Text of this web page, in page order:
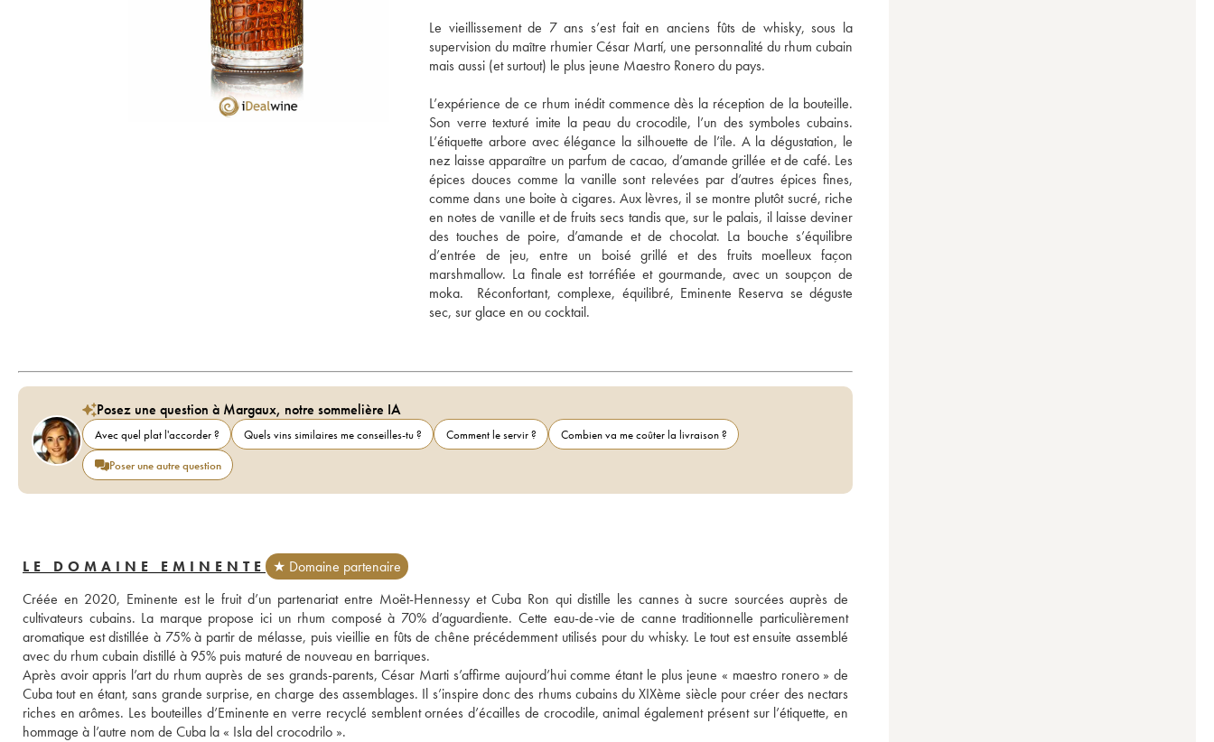
Le vieillissement de 7 ans s’est fait en anciens fûts de whisky, sous la
supervision du maître rhumier César Martí, une personnalité du rhum cubain
mais aussi (et surtout) le plus jeune Maestro Ronero du pays.
L’expérience de ce rhum inédit commence dès la réception de la bouteille.
Son verre texturé imite la peau du crocodile, l’un des symboles cubains.
L’étiquette arbore avec élégance la silhouette de l’île. A la dégustation, le
nez laisse apparaître un parfum de cacao, d’amande grillée et de café. Les
épices douces comme la vanille sont relevées par d’autres épices fines,
comme dans une boite à cigares. Aux lèvres, il se montre plutôt sucré, riche
en notes de vanille et de fruits secs tandis que, sur le palais, il laisse deviner
des touches de poire, d’amande et de chocolat. La bouche s’équilibre
d’entrée de jeu, entre un boisé grillé et des fruits moelleux façon
marshmallow. La finale est torréfiée et gourmande, avec un soupçon de
moka.  Réconfortant, complexe, équilibré, Eminente Reserva se déguste
sec, sur glace en ou cocktail.
Posez une question à Margaux, notre sommelière IA
Avec quel plat l'accorder ? Quels vins similaires me conseilles-tu ? Comment le servir ?
Combien va me coûter la livraison ?
Poser une autre question
LE DOMAINE EMINENTE
★ Domaine partenaire
Créée en 2020, Eminente est le fruit d’un partenariat entre Moët-Hennessy et Cuba Ron qui distille les cannes à sucre sourcées auprès de
cultivateurs cubains. La marque propose ici un rhum composé à 70% d’aguardiente. Cette eau-de-vie de canne traditionnelle particulièrement
aromatique est distillée à 75% à partir de mélasse, puis vieillie en fûts de chêne précédemment utilisés pour du whisky. Le tout est ensuite assemblé
avec du rhum cubain distillé à 95% puis maturé de nouveau en barriques.
Après avoir appris l’art du rhum auprès de ses grands-parents, César Marti s’affirme aujourd’hui comme étant le plus jeune « maestro ronero » de
Cuba tout en étant, sans grande surprise, en charge des assemblages. Il s’inspire donc des rhums cubains du XIXème siècle pour créer des nectars
riches en arômes. Les bouteilles d’Eminente en verre recyclé semblent ornées d’écailles de crocodile, animal également présent sur l’étiquette, en
hommage à l’autre nom de Cuba la « Isla del crocodrilo ».